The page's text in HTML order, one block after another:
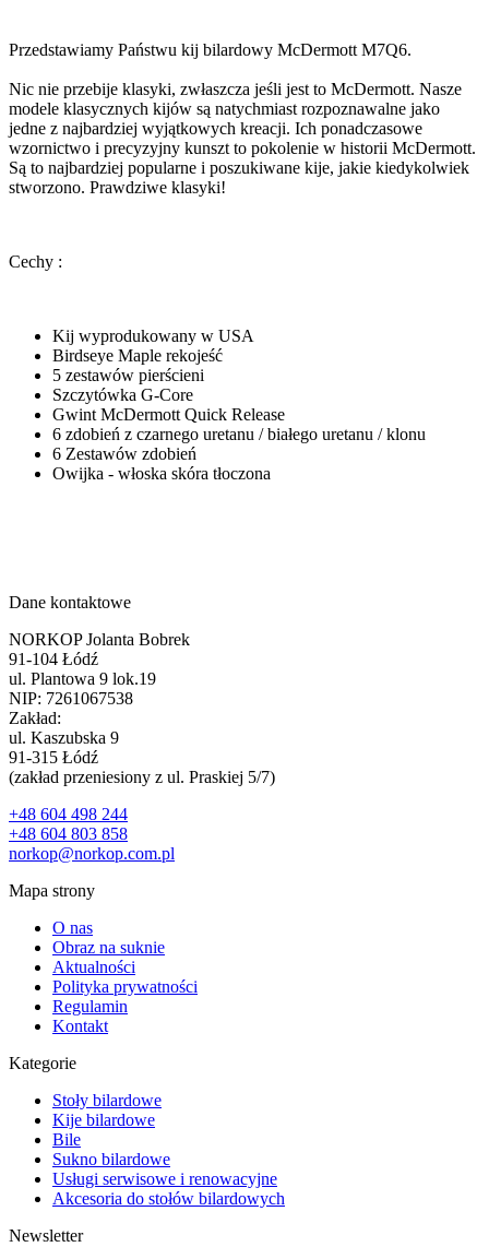
Przedstawiamy Państwu kij bilardowy McDermott M7Q6.
Nic nie przebije klasyki, zwłaszcza jeśli jest to McDermott. Nasze
modele klasycznych kijów są natychmiast rozpoznawalne jako
jedne z najbardziej wyjątkowych kreacji. Ich ponadczasowe
wzornictwo i precyzyjny kunszt to pokolenie w historii McDermott.
Są to najbardziej popularne i poszukiwane kije, jakie kiedykolwiek
stworzono. Prawdziwe klasyki!
Cechy :
Kij wyprodukowany w USA
Birdseye Maple rekojeść
5 zestawów pierścieni
Szczytówka G-Core
Gwint McDermott Quick Release
6 zdobień z czarnego uretanu / białego uretanu / klonu
6 Zestawów zdobień
Owijka - włoska skóra tłoczona
Dane kontaktowe
NORKOP Jolanta Bobrek
91-104 Łódź
ul. Plantowa 9 lok.19
NIP: 7261067538
Zakład:
ul. Kaszubska 9
91-315 Łódź
(zakład przeniesiony z ul. Praskiej 5/7)
+48 604 498 244
+48 604 803 858
norkop@norkop.com.pl
Mapa strony
O nas
Obraz na suknie
Aktualności
Polityka prywatności
Regulamin
Kontakt
Kategorie
Stoły bilardowe
Kije bilardowe
Bile
Sukno bilardowe
Usługi serwisowe i renowacyjne
Akcesoria do stołów bilardowych
Newsletter